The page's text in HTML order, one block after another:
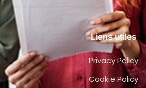
Liens utiles
Privacy Policy
Cookie Policy